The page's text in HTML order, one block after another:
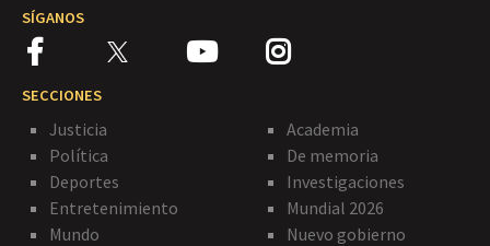
SÍGANOS
SECCIONES
Justicia
Política
Deportes
Entretenimiento
Mundo
Academia
De memoria
Investigaciones
Mundial 2026
Nuevo gobierno